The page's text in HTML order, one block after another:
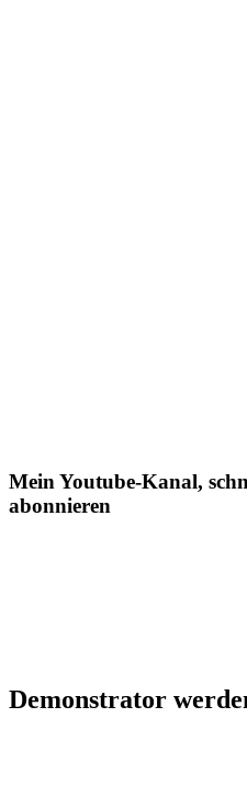
Mein Youtube-Kanal,
abonnieren
Demonstrator